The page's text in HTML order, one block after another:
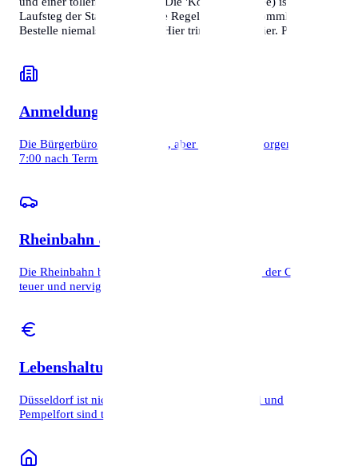
Laufsteg der Stadt. Wichtigste Regel für Neuankömmlinge:
Bestelle niemals ein Kölsch. Hier trinkt man Altbier. Punkt.
Anmeldung & Ämter
Die Bürgerbüros sind modern, aber voll. Tipp: Morgens um
7:00 nach Terminen schauen.
Rheinbahn & Parken
Die Rheinbahn bringt dich überall hin. Parken in der City ist
teuer und nervig.
Lebenshaltungskosten
Düsseldorf ist nicht billig. Besonders Oberkassel und
Pempelfort sind teuer.